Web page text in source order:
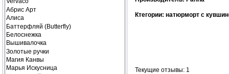
Ктегории: натюрморт с
Текущие отзывы: 1